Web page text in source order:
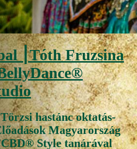
⎮Tóth Fruzsina
hastánc oktatás-
Magyarország
Style tanárával